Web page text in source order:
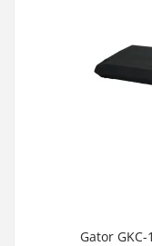
Gator